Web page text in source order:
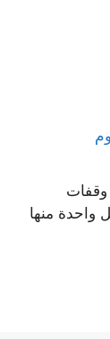
وقفات
واحدة منها